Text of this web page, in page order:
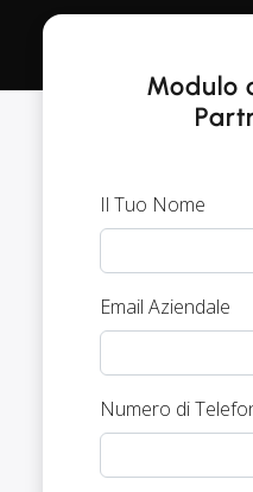
Modulo
Il Tuo Nome
Email Aziendale
Numero di